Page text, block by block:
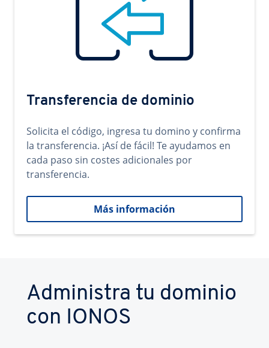
Transferencia de dominio
Solicita el código, ingresa tu domino y confirma
la transferencia. ¡Así de fácil! Te ayudamos en
cada paso sin costes adicionales por
transferencia.
Más información
Administra tu dominio
con IONOS